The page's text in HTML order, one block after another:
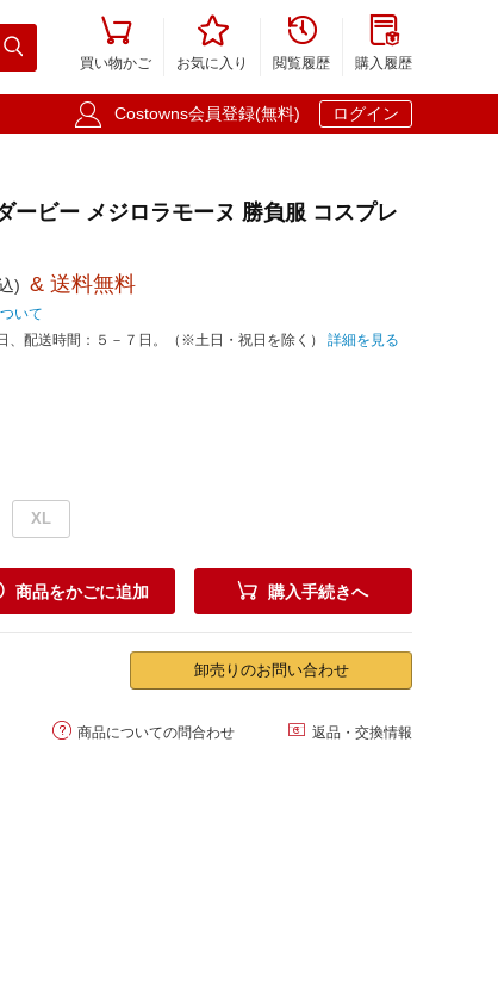


買い物かご

お気に入り

閲覧履歴

購入履歴
 Costowns会員登録(無料) ログイン
ービー メジロラモーヌ 勝負服 コスプレ
) & 送料無料
いて
、配送時間：５－７日。（※土日・祝日を除く） 詳細を見る
XL
商品をかごに追加  購入手続きへ
卸売りのお問い合わせ
 商品についての問合わせ  返品・交換情報